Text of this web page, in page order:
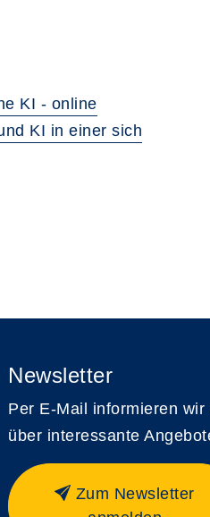
KI - online
KI in einer sich
Newsletter
Per E-Mail informieren wir
über interessante
Zum Newsletter